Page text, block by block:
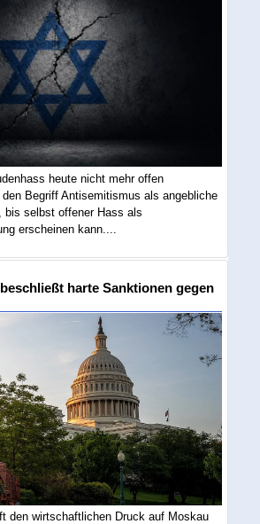
heute nicht mehr offen
Begriff Antisemitismus als angebliche
bis selbst offener Hass als
erscheinen kann....
harte Sanktionen gegen
den wirtschaftlichen Druck auf Moskau